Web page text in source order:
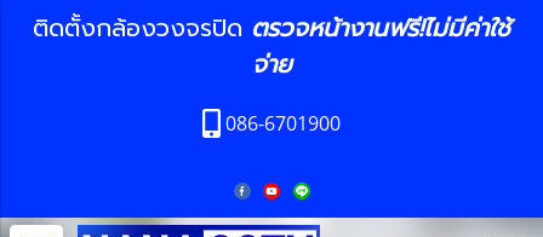
ติดตั้งกล้องวงจรปิด ตรวจหน้างานฟรี!ไม่มีค่าใช้
จ่าย
086-6701900